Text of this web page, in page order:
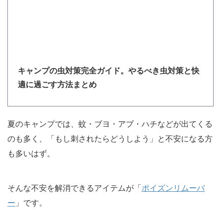
キャンプの虫対策完全ガイド。やるべき虫対策と快
適に過ごす方法まとめ
夏のキャンプでは、蚊・ブヨ・アブ・ハチなどが出てくる
のも多く、「もし刺されたらどうしよう」と不安になる方
も多いはず。
そんな不安を解消できるアイテムが「ポイズンリムーバ
ー 」です。